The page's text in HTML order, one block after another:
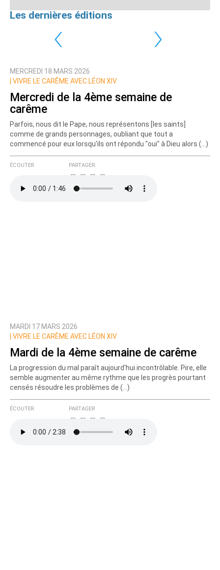
Les dernières éditions
‹ ›
MERCREDI 18 MARS 2026
VIVRE LE CARÊME AVEC LÉON XIV
Mercredi de la 4ème semaine de
carême
Parfois, nous dit le Pape, nous représentons [les saints]
comme de grands personnages, oubliant que tout a
commencé pour eux lorsqu'ils ont répondu "oui" à Dieu alors (…)
ÉCOUTER PARTAGER
MARDI 17 MARS 2026
VIVRE LE CARÊME AVEC LÉON XIV
Mardi de la 4ème semaine de carême
La progression du mal paraît aujourd'hui incontrôlable. Pire, elle
semble augmenter au même rythme que les progrès pourtant
censés résoudre les problèmes de (…)
ÉCOUTER PARTAGER